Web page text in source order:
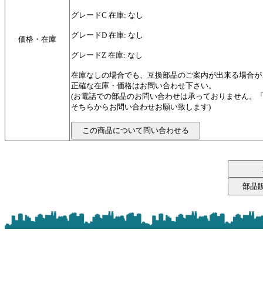
価格・在庫
グレードC 在庫: なし
グレードD 在庫: なし
グレードZ 在庫: なし
在庫なしの場合でも、互換部品のご案内が出来る場合
正確な在庫・価格はお問い合わせ下さい。
(お電話での部品のお問い合わせは承っておりません。
そちらからお問い合わせお願い致します)